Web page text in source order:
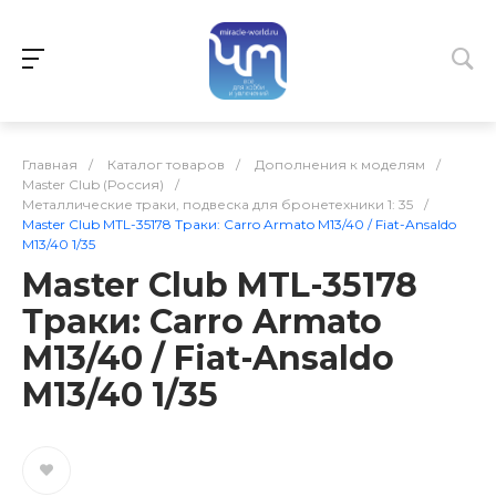
Главная / Каталог товаров / Дополнения к моделям
/
Master Club (Россия)
/
Металлические траки, подвеска для бронетехники 1: 35
/
Master Club MTL-35178 Траки: Carro Armato M13/40 / Fiat-Ansaldo
M13/40 1/35
Master Club MTL-35178
Траки: Carro Armato
M13/40 / Fiat-Ansaldo
M13/40 1/35